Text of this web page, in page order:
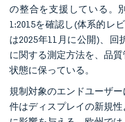
の整合を支援している。
1:2015を確認し(体系的レ
は2025年11月に公開)、
に関する測定方法を、品
状態に保っている。
規制対象のエンドユーザ
件はディスプレイの新規